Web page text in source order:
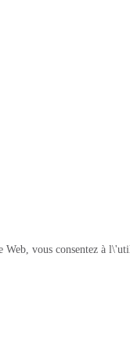
vous consentez à